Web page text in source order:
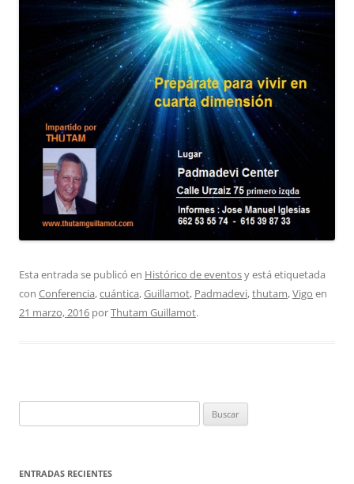
Esta entrada se publicó en Histórico de eventosy está etiquetada
con Conferencia,cuántica,Guillamot, Padmadevi,thutam,Vigo en
21 marzo, 2016 porThutam Guillamot.
ENTRADAS RECIENTES